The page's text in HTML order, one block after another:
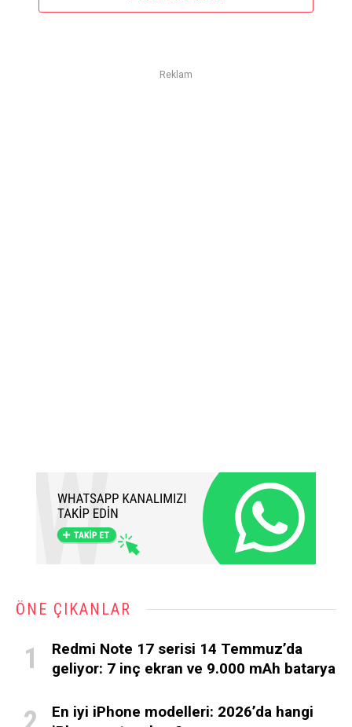
Reklam
ÖNE ÇIKANLAR
Redmi Note 17 serisi 14 Temmuz’da
geliyor: 7 inç ekran ve 9.000 mAh batarya
En iyi iPhone modelleri: 2026’da hangi